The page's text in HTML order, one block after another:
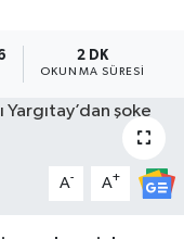
2 DK
OKUNMA SÜRESI
A- A+